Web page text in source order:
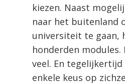
kiezen. Naast
naar het buitenland
universiteit te gaan,
honderden modules.
veel. En tegelijkertijd
enkele keus op